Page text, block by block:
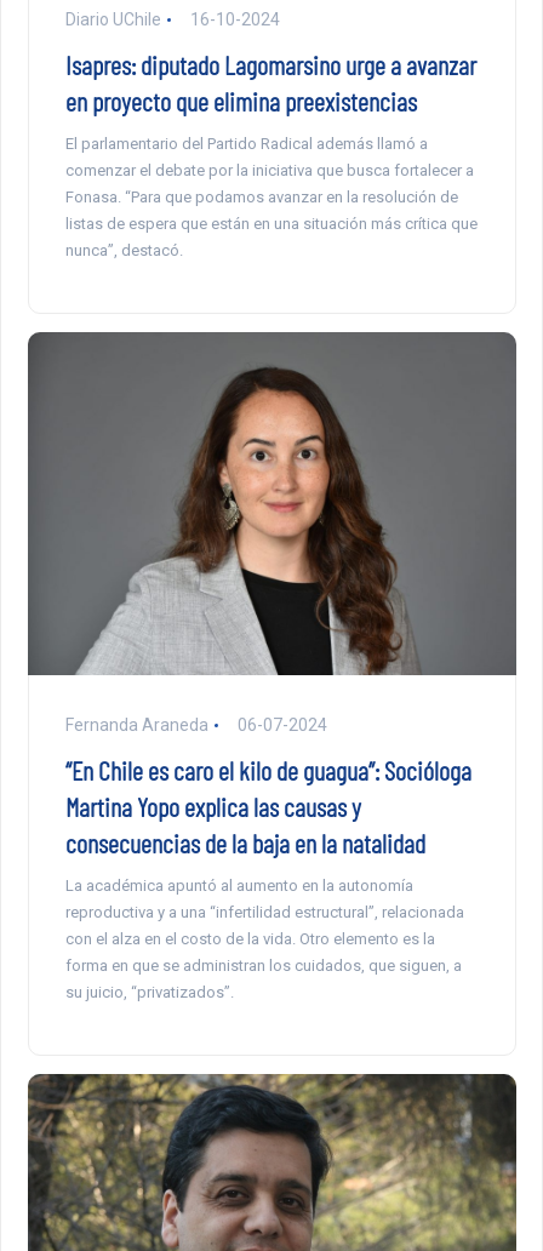
Diario UChile 16-10-2024
Isapres: diputado Lagomarsino urge a avanzar
en proyecto que elimina preexistencias
El parlamentario del Partido Radical además llamó a
comenzar el debate por la iniciativa que busca fortalecer a
Fonasa. “Para que podamos avanzar en la resolución de
listas de espera que están en una situación más crítica que
nunca”, destacó.
Fernanda Araneda 06-07-2024
“En Chile es caro el kilo de guagua”: Socióloga
Martina Yopo explica las causas y
consecuencias de la baja en la natalidad
La académica apuntó al aumento en la autonomía
reproductiva y a una “infertilidad estructural”, relacionada
con el alza en el costo de la vida. Otro elemento es la
forma en que se administran los cuidados, que siguen, a
su juicio, “privatizados”.